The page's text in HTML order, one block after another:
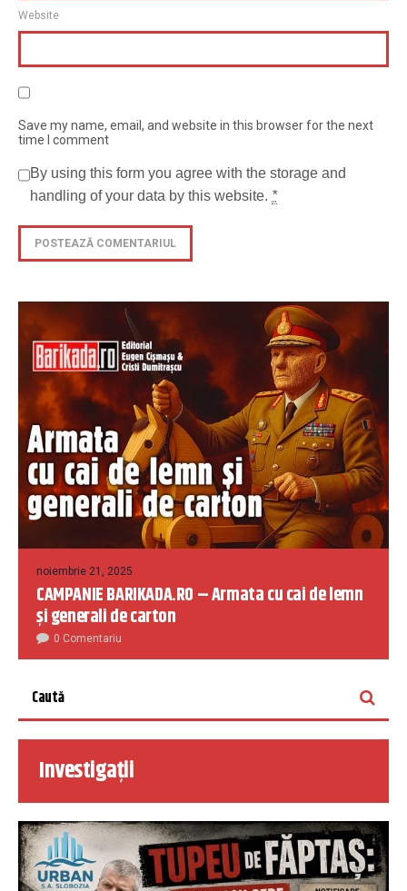
Website
Save my name, email, and website in this browser for the next
time I comment
By using this form you agree with the storage and
handling of your data by this website. *
noiembrie 21, 2025
CAMPANIE BARIKADA.RO – Armata cu cai de lemn
și generali de carton
0 Comentariu
Investigații